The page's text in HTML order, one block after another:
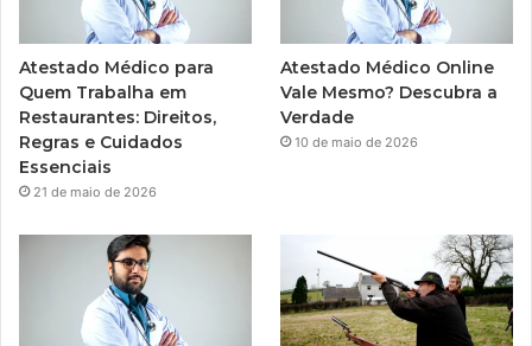
Atestado Médico para
Quem Trabalha em
Restaurantes: Direitos,
Regras e Cuidados
Essenciais
21 de maio de 2026
Atestado Médico Online
Vale Mesmo? Descubra a
Verdade
10 de maio de 2026